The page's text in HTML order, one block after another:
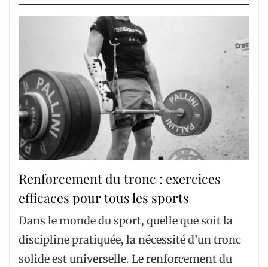
Renforcement du tronc : exercices
efficaces pour tous les sports
Dans le monde du sport, quelle que soit la
discipline pratiquée, la nécessité d’un tronc
solide est universelle. Le renforcement du